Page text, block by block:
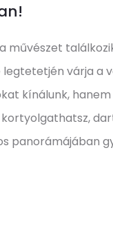
művészet
várja a
kínálunk,
panorámájában